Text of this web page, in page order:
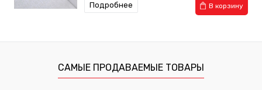
В корзину
Подробнее
САМЫЕ ПРОДАВАЕМЫЕ ТОВАРЫ